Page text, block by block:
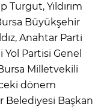
Yıldırım
Büyükşehir
Anahtar Parti
Yol Partisi Genel
Milletvekili
dönem
Belediyesi Başkan